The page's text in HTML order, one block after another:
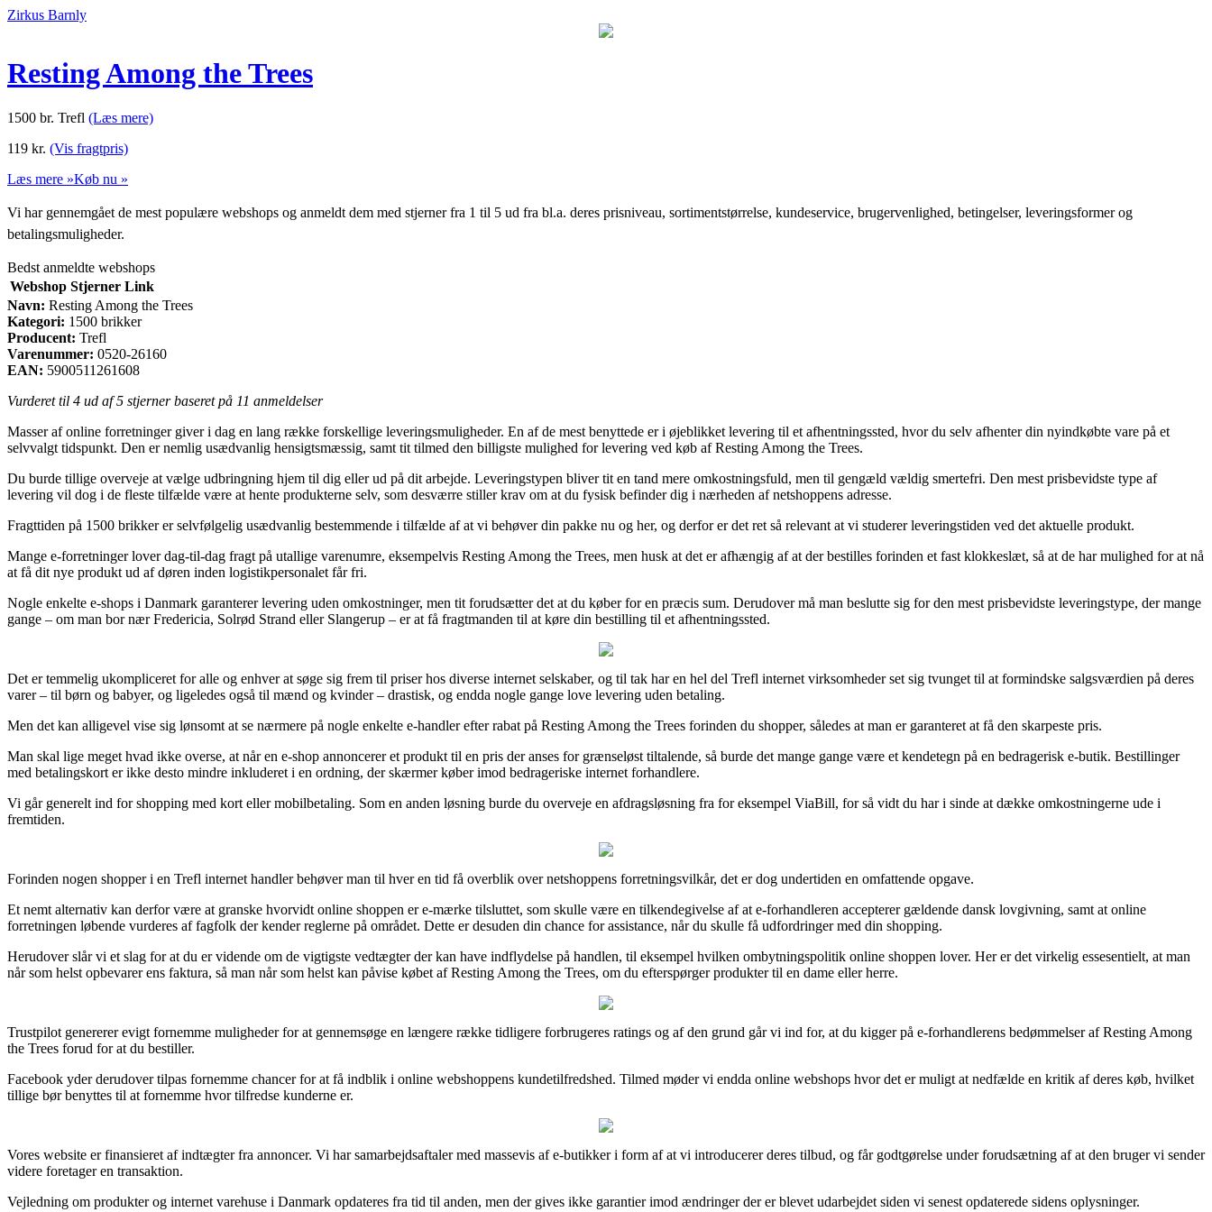
Zirkus Barnly
Resting Among the Trees
1500 br. Trefl (Læs mere)
119 kr. (Vis fragtpris)
Læs mere »Køb nu »
Vi har gennemgået de mest populære webshops og anmeldt dem med stjerner fra 1 til 5 ud fra bl.a. deres prisniveau, sortimentstørrelse, kundeservice, brugervenlighed, betingelser, leveringsformer og
betalingsmuligheder.
Bedst anmeldte webshops
Webshop Stjerner Link
Navn: Resting Among the Trees
Kategori: 1500 brikker
Producent: Trefl
Varenummer: 0520-26160
EAN: 5900511261608
Vurderet til 4 ud af 5 stjerner baseret på 11 anmeldelser
Masser af online forretninger giver i dag en lang række forskellige leveringsmuligheder. En af de mest benyttede er i øjeblikket levering til et afhentningssted, hvor du selv afhenter din nyindkøbte vare på et
selvvalgt tidspunkt. Den er nemlig usædvanlig hensigtsmæssig, samt tit tilmed den billigste mulighed for levering ved køb af Resting Among the Trees.
Du burde tillige overveje at vælge udbringning hjem til dig eller ud på dit arbejde. Leveringstypen bliver tit en tand mere omkostningsfuld, men til gengæld vældig smertefri. Den mest prisbevidste type af
levering vil dog i de fleste tilfælde være at hente produkterne selv, som desværre stiller krav om at du fysisk befinder dig i nærheden af netshoppens adresse.
Fragttiden på 1500 brikker er selvfølgelig usædvanlig bestemmende i tilfælde af at vi behøver din pakke nu og her, og derfor er det ret så relevant at vi studerer leveringstiden ved det aktuelle produkt.
Mange e-forretninger lover dag-til-dag fragt på utallige varenumre, eksempelvis Resting Among the Trees, men husk at det er afhængig af at der bestilles forinden et fast klokkeslæt, så at de har mulighed for at nå
at få dit nye produkt ud af døren inden logistikpersonalet får fri.
Nogle enkelte e-shops i Danmark garanterer levering uden omkostninger, men tit forudsætter det at du køber for en præcis sum. Derudover må man beslutte sig for den mest prisbevidste leveringstype, der mange
gange – om man bor nær Fredericia, Solrød Strand eller Slangerup – er at få fragtmanden til at køre din bestilling til et afhentningssted.
Det er temmelig ukompliceret for alle og enhver at søge sig frem til priser hos diverse internet selskaber, og til tak har en hel del Trefl internet virksomheder set sig tvunget til at formindske salgsværdien på deres
varer – til børn og babyer, og ligeledes også til mænd og kvinder – drastisk, og endda nogle gange love levering uden betaling.
Men det kan alligevel vise sig lønsomt at se nærmere på nogle enkelte e-handler efter rabat på Resting Among the Trees forinden du shopper, således at man er garanteret at få den skarpeste pris.
Man skal lige meget hvad ikke overse, at når en e-shop annoncerer et produkt til en pris der anses for grænseløst tiltalende, så burde det mange gange være et kendetegn på en bedragerisk e-butik. Bestillinger
med betalingskort er ikke desto mindre inkluderet i en ordning, der skærmer køber imod bedrageriske internet forhandlere.
Vi går generelt ind for shopping med kort eller mobilbetaling. Som en anden løsning burde du overveje en afdragsløsning fra for eksempel ViaBill, for så vidt du har i sinde at dække omkostningerne ude i
fremtiden.
Forinden nogen shopper i en Trefl internet handler behøver man til hver en tid få overblik over netshoppens forretningsvilkår, det er dog undertiden en omfattende opgave.
Et nemt alternativ kan derfor være at granske hvorvidt online shoppen er e-mærke tilsluttet, som skulle være en tilkendegivelse af at e-forhandleren accepterer gældende dansk lovgivning, samt at online
forretningen løbende vurderes af fagfolk der kender reglerne på området. Dette er desuden din chance for assistance, når du skulle få udfordringer med din shopping.
Herudover slår vi et slag for at du er vidende om de vigtigste vedtægter der kan have indflydelse på handlen, til eksempel hvilken ombytningspolitik online shoppen lover. Her er det virkelig essesentielt, at man
når som helst opbevarer ens faktura, så man når som helst kan påvise købet af Resting Among the Trees, om du efterspørger produkter til en dame eller herre.
Trustpilot genererer evigt fornemme muligheder for at gennemsøge en længere række tidligere forbrugeres ratings og af den grund går vi ind for, at du kigger på e-forhandlerens bedømmelser af Resting Among
the Trees forud for at du bestiller.
Facebook yder derudover tilpas fornemme chancer for at få indblik i online webshoppens kundetilfredshed. Tilmed møder vi endda online webshops hvor det er muligt at nedfælde en kritik af deres køb, hvilket
tillige bør benyttes til at fornemme hvor tilfredse kunderne er.
Vores website er finansieret af indtægter fra annoncer. Vi har samarbejdsaftaler med massevis af e-butikker i form af at vi introducerer deres tilbud, og får godtgørelse under forudsætning af at den bruger vi sender
videre foretager en transaktion.
Vejledning om produkter og internet varehuse i Danmark opdateres fra tid til anden, men der gives ikke garantier imod ændringer der er blevet udarbejdet siden vi senest opdaterede sidens oplysninger.